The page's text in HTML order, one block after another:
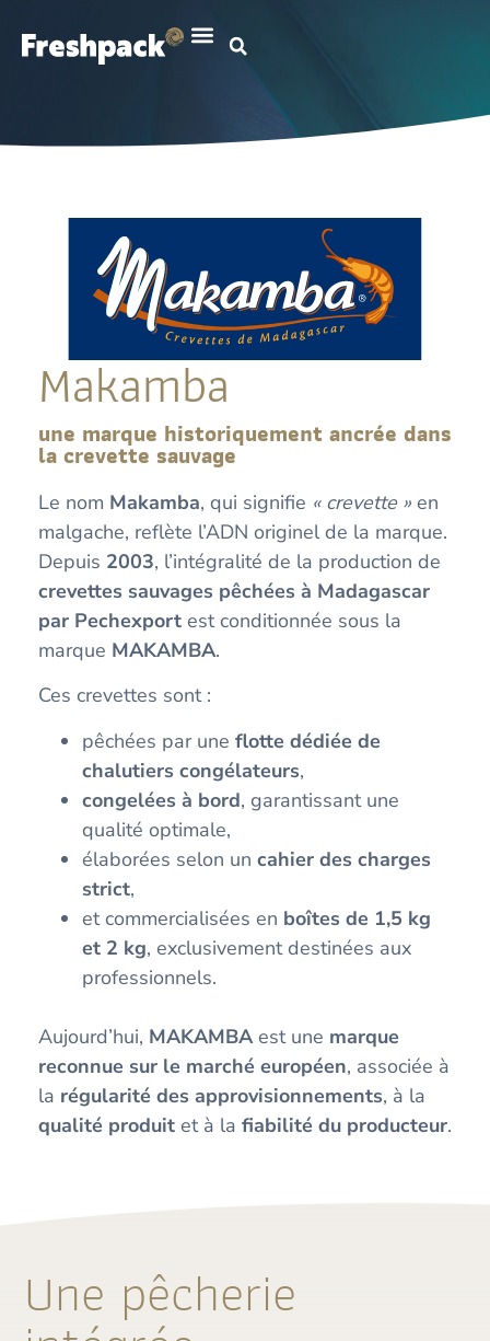
Makamba
une marque historiquement ancrée dans
la crevette sauvage
Le nom Makamba, qui signifie « crevette » en
malgache, reflète l’ADN originel de la marque.
Depuis 2003, l’intégralité de la production de
crevettes sauvages pêchées à Madagascar
par Pechexport est conditionnée sous la
marque MAKAMBA.
Ces crevettes sont :
pêchées par une flotte dédiée de
chalutiers congélateurs,
congelées à bord, garantissant une
qualité optimale,
élaborées selon un cahier des charges
strict,
et commercialisées en boîtes de 1,5 kg
et 2 kg, exclusivement destinées aux
professionnels.
Aujourd’hui, MAKAMBAest une marque
reconnue sur le marché européen, associée à
la régularité des approvisionnements, à la
qualité produit et à la fiabilité du producteur.
Une pêcherie